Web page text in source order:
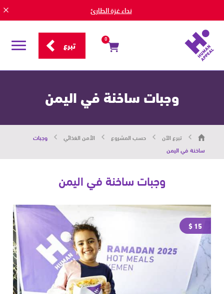
نداء غزة الطارئ
0 تبرع
قائمة
وجبات ساخنة في اليمن
هيومان
أبيل
|
حاضرون
من
تبرع الآن حسب المشروع الأمن الغذائي
وجبات
ساخنة في اليمن
وجبات ساخنة في اليمن
15 $